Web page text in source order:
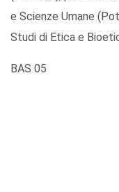
e Scienze Umane
Studi di Etica e
BAS 05